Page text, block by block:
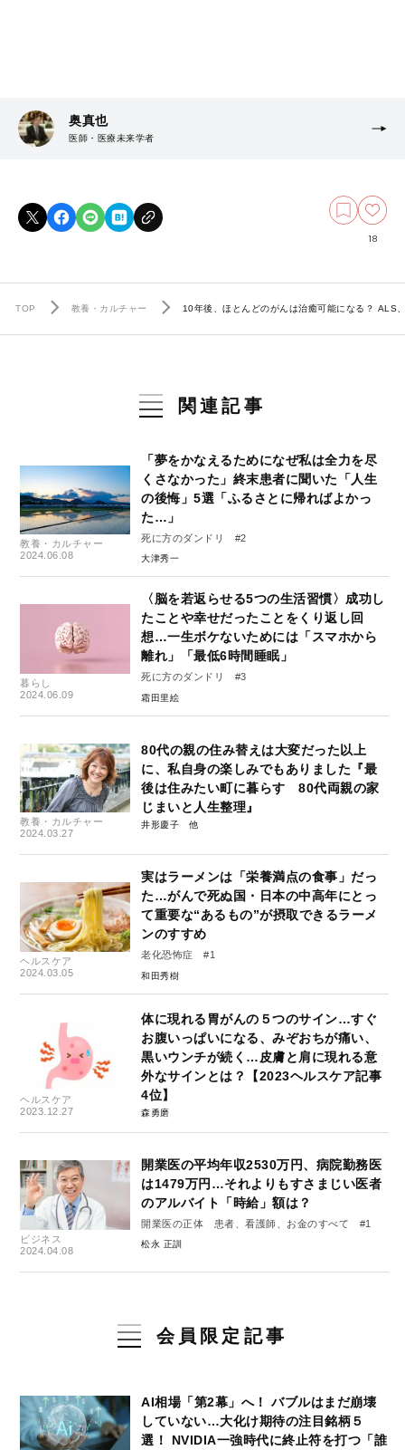
奥真也
医師・医療未来学者
18
TOP 教養・カルチャー 10年後、ほとんどのがんは治癒可能になる？ ALS
関連記事
教養・カルチャー
2024.06.08
「夢をかなえるためになぜ私は全力を尽
くさなかった」終末患者に聞いた「人生
の後悔」5選「ふるさとに帰ればよかっ
た…」
死に方のダンドリ #2
大津秀一
暮らし
2024.06.09
〈脳を若返らせる5つの生活習慣〉成功し
たことや幸せだったことをくり返し回
想…一生ボケないためには「スマホから
離れ」「最低6時間睡眠」
死に方のダンドリ #3
霜田里絵
教養・カルチャー
2024.03.27
80代の親の住み替えは大変だった以上
に、私自身の楽しみでもありました『最
後は住みたい町に暮らす 80代両親の家
じまいと人生整理』
井形慶子
ヘルスケア
2024.03.05
実はラーメンは「栄養満点の食事」だっ
た…がんで死ぬ国・日本の中高年にとっ
て重要な“あるもの”が摂取できるラーメ
ンのすすめ
老化恐怖症 #1
和田秀樹
ヘルスケア
2023.12.27
体に現れる胃がんの５つのサイン…すぐ
お腹いっぱいになる、みぞおちが痛い、
黒いウンチが続く…皮膚と肩に現れる意
外なサインとは？【2023ヘルスケア記事
4位】
森勇磨
ビジネス
2024.04.08
開業医の平均年収2530万円、病院勤務医
は1479万円…それよりもすさまじい医者
のアルバイト「時給」額は？
開業医の正体 患者、看護師、お金のすべて #1
松永 正訓
会員限定記事
AI相場「第2幕」へ！ バブルはまだ崩壊
していない…大化け期待の注目銘柄５
選！ NVIDIA一強時代に終止符を打つ「誰